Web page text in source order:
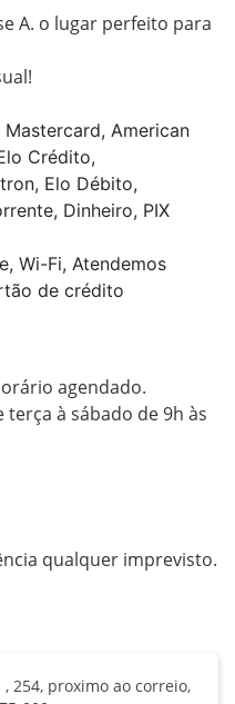
A. o lugar perfeito para
Mastercard, American
Crédito,
Elo Débito,
Dinheiro, PIX
Wi-Fi, Atendemos
de crédito
agendado.
à sábado de 9h às
qualquer imprevisto.
, 254, proximo ao correio,